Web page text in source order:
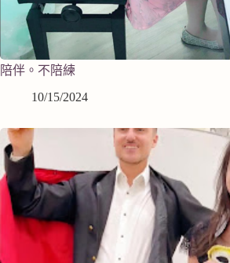
陪伴。不陪練
10/15/2024